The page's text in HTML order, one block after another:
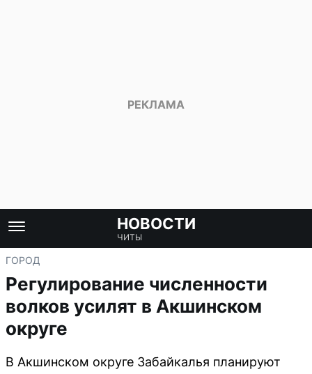
НОВОСТИ
ЧИТЫ
ГОРОД
Регулирование численности
волков усилят в Акшинском
округе
В Акшинском округе Забайкалья планируют